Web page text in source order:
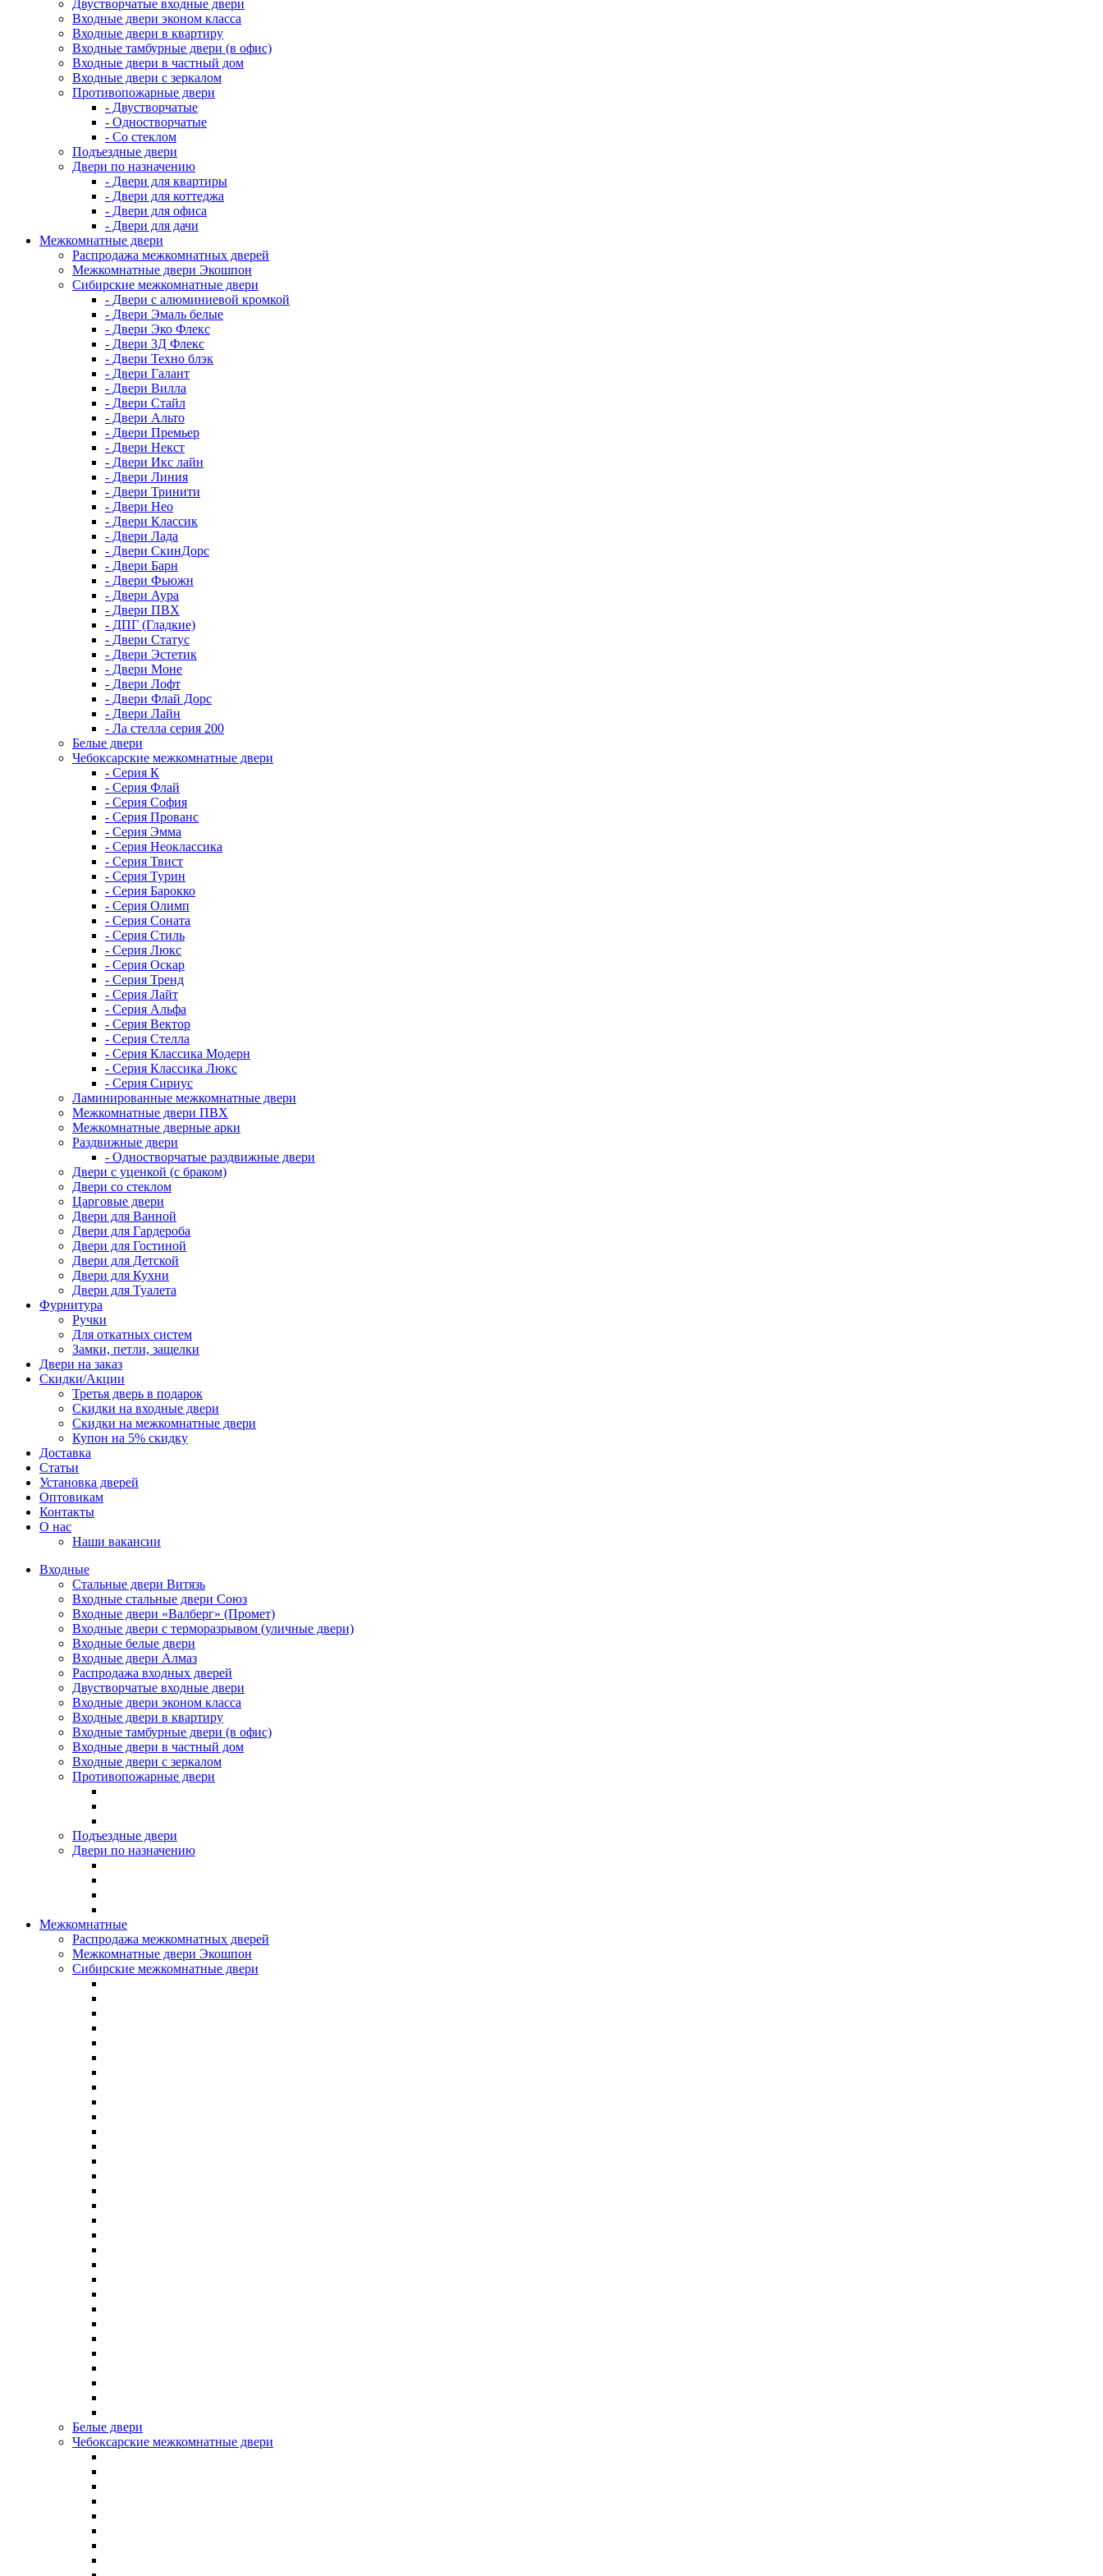
Двустворчатые входные двери
Входные двери эконом класса
Входные двери в квартиру
Входные тамбурные двери (в офис)
Входные двери в частный дом
Входные двери с зеркалом
Противопожарные двери
- Двустворчатые
- Одностворчатые
- Со стеклом
Подъездные двери
Двери по назначению
- Двери для квартиры
- Двери для коттеджа
- Двери для офиса
- Двери для дачи
Межкомнатные двери
Распродажа межкомнатных дверей
Межкомнатные двери Экошпон
Сибирские межкомнатные двери
- Двери с алюминиевой кромкой
- Двери Эмаль белые
- Двери Эко Флекс
- Двери 3Д Флекс
- Двери Техно блэк
- Двери Галант
- Двери Вилла
- Двери Стайл
- Двери Альто
- Двери Премьер
- Двери Некст
- Двери Икс лайн
- Двери Линия
- Двери Тринити
- Двери Нео
- Двери Классик
- Двери Лада
- Двери СкинДорс
- Двери Барн
- Двери Фьюжн
- Двери Аура
- Двери ПВХ
- ДПГ (Гладкие)
- Двери Статус
- Двери Эстетик
- Двери Моне
- Двери Лофт
- Двери Флай Дорс
- Двери Лайн
- Ла стелла серия 200
Белые двери
Чебоксарские межкомнатные двери
- Серия К
- Серия Флай
- Серия София
- Серия Прованс
- Серия Эмма
- Серия Неоклассика
- Серия Твист
- Серия Турин
- Серия Барокко
- Серия Олимп
- Серия Соната
- Серия Стиль
- Серия Люкс
- Серия Оскар
- Серия Тренд
- Серия Лайт
- Серия Альфа
- Серия Вектор
- Серия Стелла
- Серия Классика Модерн
- Серия Классика Люкс
- Серия Сириус
Ламинированные межкомнатные двери
Межкомнатные двери ПВХ
Межкомнатные дверные арки
Раздвижные двери
- Одностворчатые раздвижные двери
Двери с уценкой (с браком)
Двери со стеклом
Царговые двери
Двери для Ванной
Двери для Гардероба
Двери для Гостиной
Двери для Детской
Двери для Кухни
Двери для Туалета
Фурнитура
Ручки
Для откатных систем
Замки, петли, защелки
Двери на заказ
Скидки/Акции
Третья дверь в подарок
Скидки на входные двери
Скидки на межкомнатные двери
Купон на 5% скидку
Доставка
Статьи
Установка дверей
Оптовикам
Контакты
О нас
Наши вакансии
Входные
Стальные двери Витязь
Входные стальные двери Союз
Входные двери «Валберг» (Промет)
Входные двери с терморазрывом (уличные двери)
Входные белые двери
Входные двери Алмаз
Распродажа входных дверей
Двустворчатые входные двери
Входные двери эконом класса
Входные двери в квартиру
Входные тамбурные двери (в офис)
Входные двери в частный дом
Входные двери с зеркалом
Противопожарные двери
Подъездные двери
Двери по назначению
Межкомнатные
Распродажа межкомнатных дверей
Межкомнатные двери Экошпон
Сибирские межкомнатные двери
Белые двери
Чебоксарские межкомнатные двери